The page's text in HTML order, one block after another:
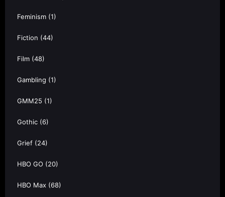
Feminism (1)
Fiction (44)
Film (48)
Gambling (1)
GMM25 (1)
Gothic (6)
Grief (24)
HBO GO (20)
HBO Max (68)